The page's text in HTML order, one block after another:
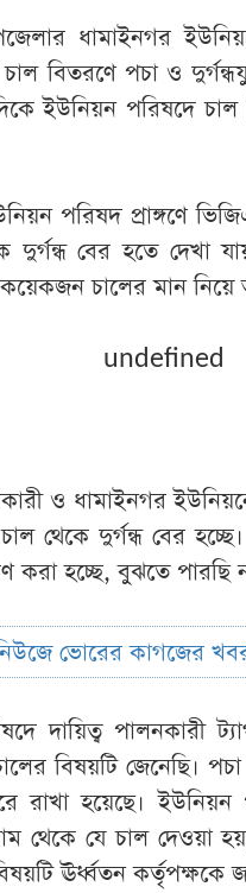
ধামাইনগর
বিতরণে পচা ও
ইউনিয়ন পরিষদে
পরিষদ প্রাঙ্গণে
দুর্গন্ধ বের হতে দেখা
চালের মান নিয়ে
undefined
ও ধামাইনগর
চাল থেকে দুর্গন্ধ বের
করা হচ্ছে, বুঝতে পারছি
ভোরের কাগজের
দায়িত্ব পালনকারী
বিষয়টি জেনেছি।
হয়েছে। ইউনিয়ন
থেকে যে চাল দেওয়া
ঊর্ধ্বতন কর্তৃপক্ষকে